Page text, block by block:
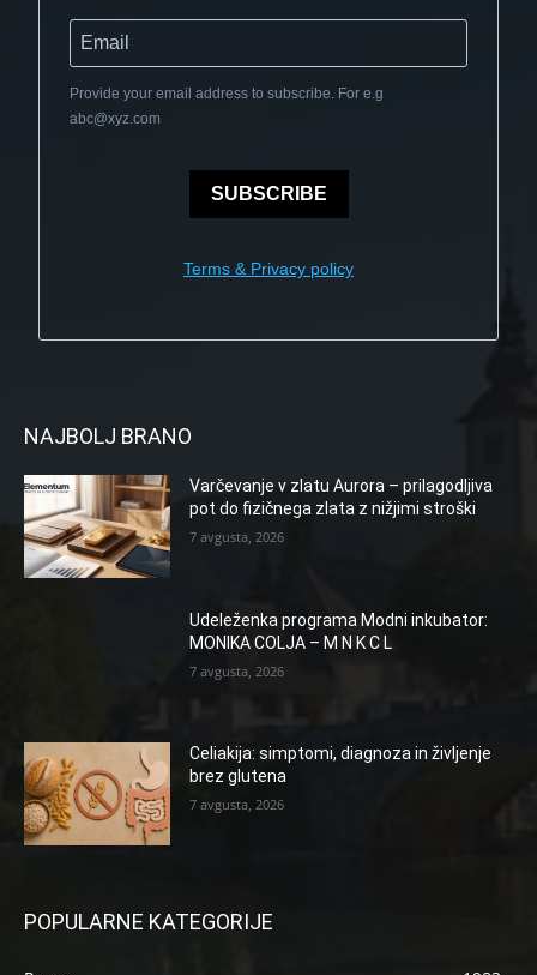
Provide your email address to subscribe. For e.g
abc@xyz.com
SUBSCRIBE
Terms & Privacy policy
NAJBOLJ BRANO
Varčevanje v zlatu Aurora – prilagodljiva
pot do fizičnega zlata z nižjimi stroški
7 avgusta, 2026
Udeleženka programa Modni inkubator:
MONIKA COLJA – M N K C L
7 avgusta, 2026
Celiakija: simptomi, diagnoza in življenje
brez glutena
7 avgusta, 2026
POPULARNE KATEGORIJE